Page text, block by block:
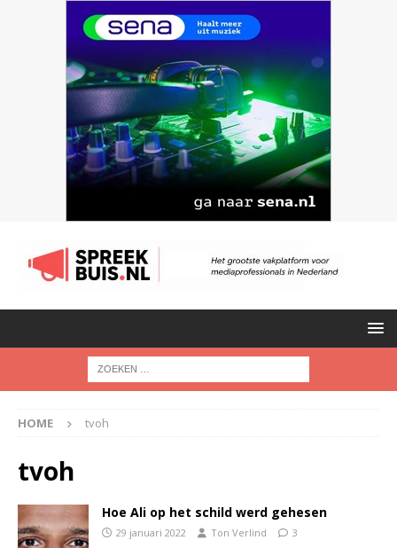
HOME tvoh
tvoh
Hoe Ali op het schild werd gehesen
29 januari 2022 Ton Verlind 3